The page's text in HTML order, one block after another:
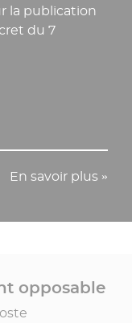
la publication
du 7
En savoir plus »
opposable